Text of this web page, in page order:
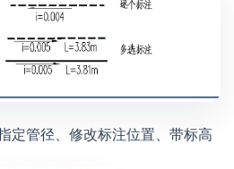
定管径、修改标注位置、带标高